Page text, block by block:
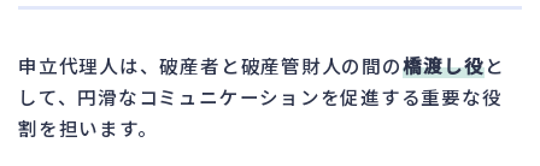
申立代理人は、破産者と破産管財人の間の橋渡し役と
して、円滑なコミュニケーションを促進する重要な役
割を担います。